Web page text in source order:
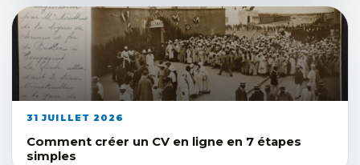
31 JUILLET 2026
Comment créer un CV en ligne en 7 étapes
simples